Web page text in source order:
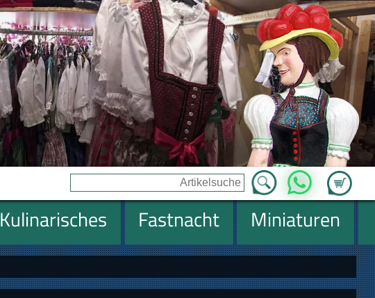
Zum
WhatsApp
Kulinarisches Fastnacht
Miniaturen